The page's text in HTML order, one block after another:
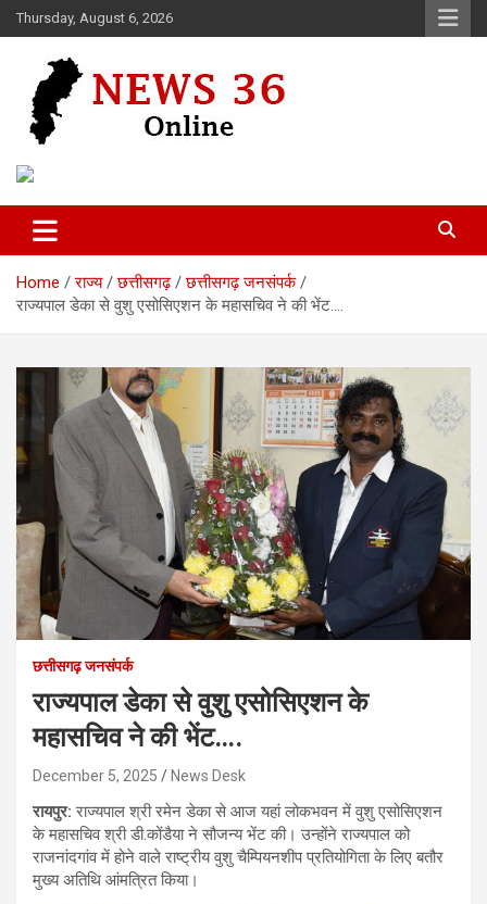
Skip
to
Thursday, August 6, 2026
News 36
Home राज्य छत्तीसगढ़
छत्तीसगढ़ जनसंपर्क
राज्यपाल डेका से वुशु एसोसिएशन के महासचिव ने की भेंट….
छत्तीसगढ़ जनसंपर्क
राज्यपाल डेका से वुशु एसोसिएशन के
महासचिव ने की भेंट….
December 5, 2025 News Desk
रायपुर: राज्यपाल श्री रमेन डेका से आज यहां लोकभवन में वुशु एसोसिएशन
के महासचिव श्री डी.कोंडैया ने सौजन्य भेंट की। उन्होंने राज्यपाल को
राजनांदगांव में होने वाले राष्ट्रीय वुशु चैम्पियनशीप प्रतियोगिता के लिए बतौर
मुख्य अतिथि आंमत्रित किया।